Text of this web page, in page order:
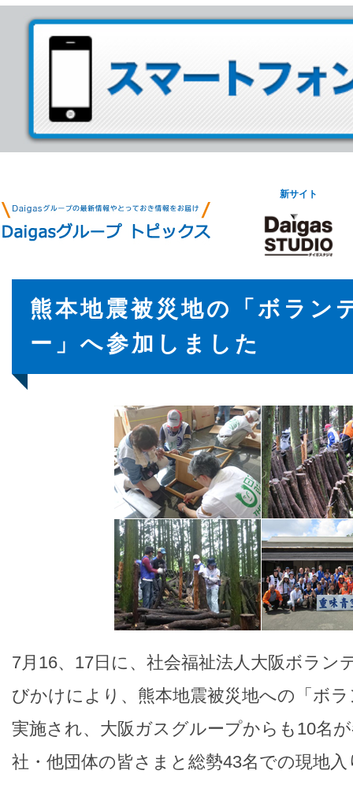
新サイト
熊本地震被災地の「ボラン
ー」へ参加しました
7月16、17日に、社会福祉法人大阪ボラン
びかけにより、熊本地震被災地への「ボ
実施され、大阪ガスグループからも10名
社・他団体の皆さまと総勢43名での現地